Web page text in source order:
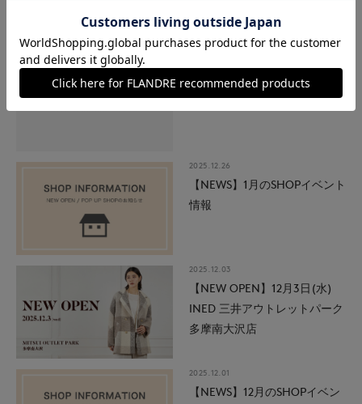
クーポンのご利用期限変更に
ついて
2025.12.26
【NEWS】1月のSHOPイベント
情報
2025.12.03
【NEW OPEN】12月3日(水)
INED 三井アウトレットパーク
多摩南大沢店
2025.12.01
【NEWS】12月のSHOPイベン